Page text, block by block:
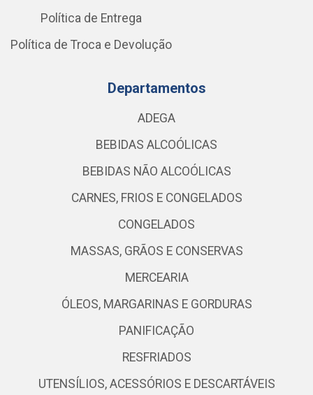
Política de Entrega
Política de Troca e Devolução
Departamentos
ADEGA
BEBIDAS ALCOÓLICAS
BEBIDAS NÃO ALCOÓLICAS
CARNES, FRIOS E CONGELADOS
CONGELADOS
MASSAS, GRÃOS E CONSERVAS
MERCEARIA
ÓLEOS, MARGARINAS E GORDURAS
PANIFICAÇÃO
RESFRIADOS
UTENSÍLIOS, ACESSÓRIOS E DESCARTÁVEIS